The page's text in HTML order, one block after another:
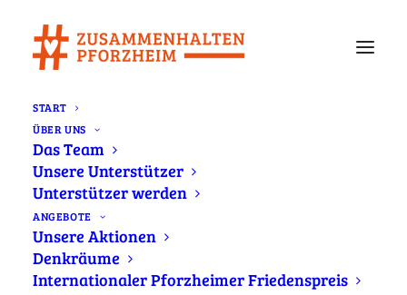
START
ÜBER UNS
Das Team
Unsere Unterstützer
Unterstützer werden
ANGEBOTE
Unsere Aktionen
Denkräume
Internationaler Pforzheimer Friedenspreis
CSD Pforzheim 2025
Datum:
Juni 14, 2025
Add to Calendar